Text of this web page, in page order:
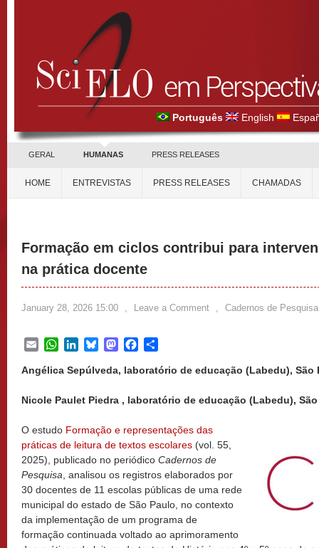
Português English
GERAL HUMANAS PRESS RELEASES
HOME ENTREVISTAS PRESS RELEASES CHAMADAS
Formação em ciclos contribui para
na prática docente
January 28, 2026 15:00 , Leave a Comment , Cadernos de Pesquisa
EmailWhatsApp
LinkedInBlueskyMastodonFacebook
Angélica Sepúlveda, laboratório de educação (Labedu), São
Nicole Paulet Piedra , laboratório de educação (Labedu), São
O estudo Formação e representações das
práticas de leitura de textos escolares (vol. 55,
2025), publicado no periódico Cadernos de
Pesquisa , analisou os registros elaborados por
30 docentes de 11 escolas públicas de uma rede
municipal do estado de São Paulo, no contexto
da implementação de um programa de
formação continuada voltado ao aprimoramento